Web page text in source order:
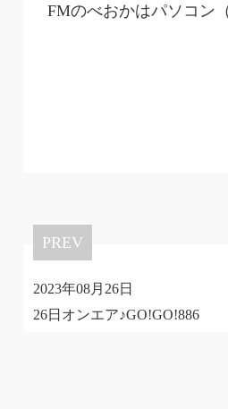
FMのべおかはパソコン
PREV
2023年08月26日
26日オンエア♪GO!GO!886